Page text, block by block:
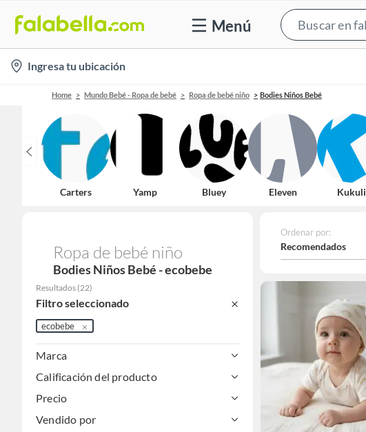
Menú
location-
icon
Ingresa tu ubicación
Home Mundo Bebé - Ropa de bebé Ropa de bebé niño Bodies Niños Bebé
Carters Yamp Bluey Eleven Kukuli
Ropa de bebé niño
Bodies Niños Bebé - ecobebe
Resultados (22)
Filtro seleccionado
ecobebe
Marca
Calificación del producto
Precio
Vendido por
Ordenar por:
Recomendados